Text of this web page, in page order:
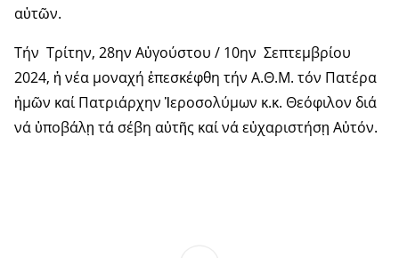
αὐτῶν.
Τήν Τρίτην, 28ην Αὐγούστου / 10ην Σεπτεμβρίου
2024, ἡ νέα μοναχή ἐπεσκέφθη τήν Α.Θ.Μ. τόν Πατέρα
ἡμῶν καί Πατριάρχην Ἱεροσολύμων κ.κ. Θεόφιλον διά
νά ὑποβάλῃ τά σέβη αὐτῆς καί νά εὐχαριστήσῃ Αὐτόν.